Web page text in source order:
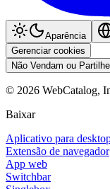
Aparência
Gerenciar cookies
Não Vendam ou
© 2026 WebCatalog,
Baixar
Aplicativo para
Extensão de navegador
App web
Switchbar